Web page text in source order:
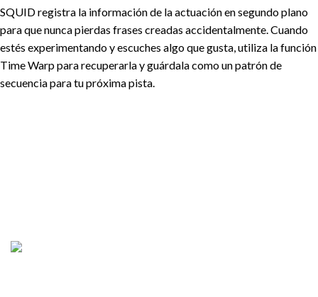
SQUID registra la información de la actuación en segundo plano
para que nunca pierdas frases creadas accidentalmente. Cuando
estés experimentando y escuches algo que gusta, utiliza la función
Time Warp para recuperarla y guárdala como un patrón de
secuencia para tu próxima pista.